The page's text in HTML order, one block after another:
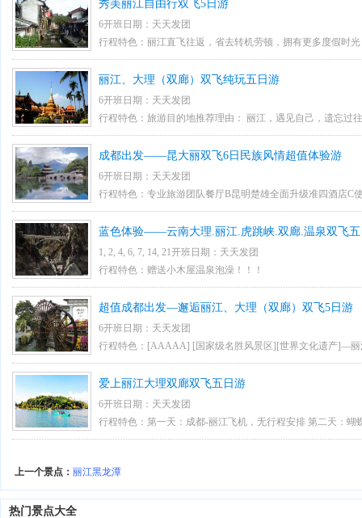
准四标准酒店含早餐。1晚入住大理凤凰温泉酒店（含小木屋
AAAAA维护费和制卡综费。 4.丽江段参观当地雪域东巴螺旋
禧城文化旅游区，白子人家（无隐形购物店）。 5、全程保
马，不推划船。其中含大理特色餐砂锅鱼。 穿越名族文化，
秀美丽江自由行双飞5日游
6开班日期：天天发团
行程特色：丽江直飞往返，省去转机劳顿，拥有更多度假时
丽江、大理（双廊）双飞纯玩五日游
6开班日期：天天发团
行程特色：旅游目的地推荐理由： 丽江，遇见自己，遗忘过
双廊，宁静安详 双廊既有渔田之利，舟楫之便，更拥有“风、
风光在双廊”的美誉。
成都出发——昆大丽双飞6日民族风情超值体验游
6开班日期：天天发团
行程特色：专业旅游团队餐厅B昆明楚雄全面升级准四酒店C
元）；【洱源西湖】(价值148元)；每天一瓶矿泉水（全程4
无缝隙。让您全程安心游览！让您感受无微不至关怀； 全程
南；昆明、楚雄酒店全面免费升级准四酒店。 郑重承诺：本
游车，免除您的后顾之忧！
蓝色体验——云南大理.丽江.虎跳峡.双廊.温泉双飞五
1, 2, 4, 6, 7, 14, 21开班日期：天天发团
行程特色：赠送小木屋温泉泡澡！！！
超值成都出发—邂逅丽江、大理（双廊）双飞5日游
6开班日期：天天发团
行程特色：[AAAAA] [国家级名胜风景区][世界文化遗产]—
爱上丽江大理双廊双飞五日游
6开班日期：天天发团
行程特色：第一天：成都-丽江飞机，无行程安排 第二天：蝴
骑马和划船、束河古镇、云普天下 第五天：花市（赠送）
上一个景点： 丽江黑龙潭
热门景点大全